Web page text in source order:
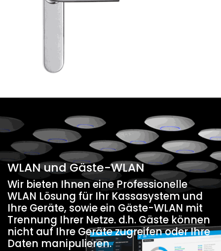
WLAN und Gäste-WLAN
Wir bieten Ihnen eine Professionelle
WLAN Lösung für Ihr Kassasystem und
Ihre Geräte, sowie ein Gäste-WLAN mit
Trennung Ihrer Netze. d.h. Gäste können
nicht auf Ihre Geräte zugreifen oder Ihre
Daten manipulieren.